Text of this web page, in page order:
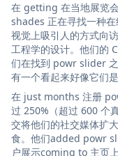
在 getting 在当地展览
shades 正在寻找一种
视觉上吸引人的方式向
工程学的设计。他们的
们在找到 powr slider
有一个看起来好像它们
在 just months 注册
过 250%（超过 600 个
交将他们的社交媒体扩
食。他们added powr
户展示coming to 主页